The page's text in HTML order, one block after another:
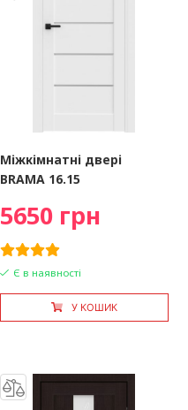
Міжкімнатні двері
BRAMA 16.15
5650 грн
Є в наявності
У КОШИК